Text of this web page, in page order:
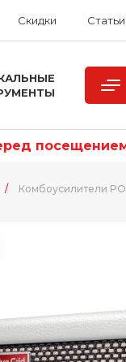
Скидки Статьи
/ Комбоусилители